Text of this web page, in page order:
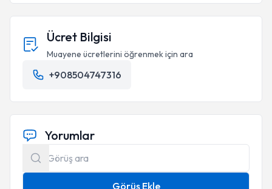
Ücret Bilgisi
Muayene ücretlerini öğrenmek için ara
+908504747316
Yorumlar
Görüş Ekle